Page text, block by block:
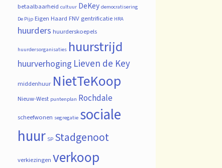
betaalbaarheid cultuur DeKey democratisering
De Pijp Eigen Haard FNV gentrificatie HRA
huurders huurderskoepels
huurdersorganisaties huurstrijd
huurverhoging Lieven de Key
middenhuur NietTeKoop
Nieuw-West puntenplan Rochdale
scheefwonen segregatie sociale
huur SP Stadgenoot
verkiezingen verkoop